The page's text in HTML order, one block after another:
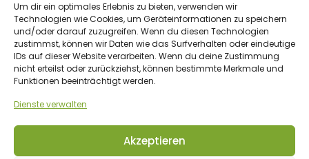
Um dir ein optimales Erlebnis zu bieten, verwenden wir
Technologien wie Cookies, um Geräteinformationen zu speichern
und/oder darauf zuzugreifen. Wenn du diesen Technologien
zustimmst, können wir Daten wie das Surfverhalten oder eindeutige
IDs auf dieser Website verarbeiten. Wenn du deine Zustimmung
nicht erteilst oder zurückziehst, können bestimmte Merkmale und
Funktionen beeinträchtigt werden.
Dienste verwalten
Akzeptieren
ZAHLUNGSMETHODEN